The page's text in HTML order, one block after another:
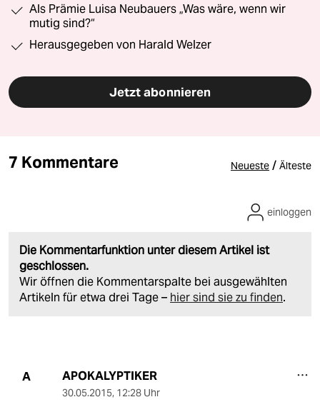
Als Prämie Luisa Neubauers „Was wäre, wenn wir
mutig sind?“
Herausgegeben von Harald Welzer
Jetzt abonnieren
7 Kommentare Neueste / Älteste
Die Kommentarfunktion unter diesem Artikel ist
geschlossen.
Wir öffnen die Kommentarspalte bei ausgewählten
Artikeln für etwa drei Tage – hier sind sie zu finden.
einloggen
A APOKALYPTIKER
30.05.2015, 12:28 Uhr